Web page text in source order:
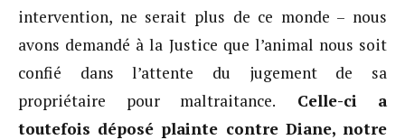
intervention, ne serait plus de ce monde – nous
avons demandé à la Justice que l’animal nous soit
confié dans l’attente du jugement de sa
propriétaire pour maltraitance. Celle-ci a
toutefois déposé plainte contre Diane, notre